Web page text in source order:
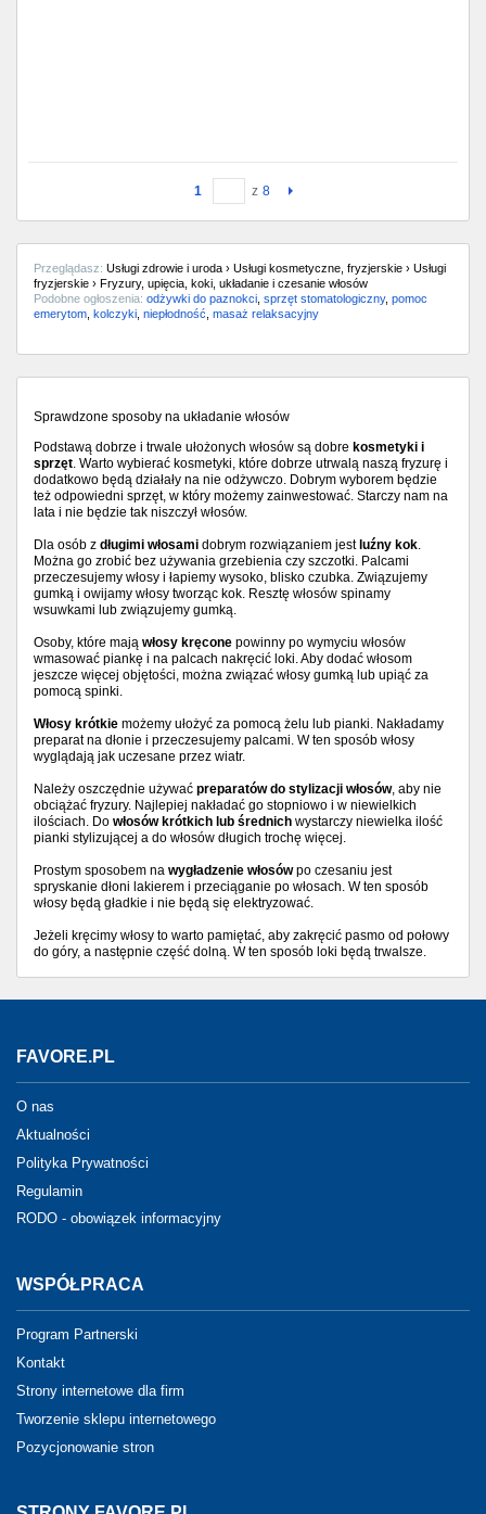
1 z 8
Przeglądasz: Usługi zdrowie i uroda › Usługi kosmetyczne, fryzjerskie › Usługi
fryzjerskie › Fryzury, upięcia, koki, układanie i czesanie włosów
Podobne ogłoszenia: odżywki do paznokci sprzęt stomatologiczny, pomoc
emerytom kolczyki niepłodność masaż relaksacyjny
Sprawdzone sposoby na układanie włosów
Podstawą dobrze i trwale ułożonych włosów są dobre kosmetyki i
sprzęt. Warto wybierać kosmetyki, które dobrze utrwalą naszą fryzurę i
dodatkowo będą działały na nie odżywczo. Dobrym wyborem będzie
też odpowiedni sprzęt, w który możemy zainwestować. Starczy nam na
lata i nie będzie tak niszczył włosów.
Dla osób z długimi włosami dobrym rozwiązaniem jest luźny kok.
Można go zrobić bez używania grzebienia czy szczotki. Palcami
przeczesujemy włosy i łapiemy wysoko, blisko czubka. Związujemy
gumką i owijamy włosy tworząc kok. Resztę włosów spinamy
wsuwkami lub związujemy gumką.
Osoby, które mają włosy kręcone powinny po wymyciu włosów
wmasować piankę i na palcach nakręcić loki. Aby dodać włosom
jeszcze więcej objętości, można związać włosy gumką lub upiąć za
pomocą spinki.
Włosy krótkie możemy ułożyć za pomocą żelu lub pianki. Nakładamy
preparat na dłonie i przeczesujemy palcami. W ten sposób włosy
wyglądają jak uczesane przez wiatr.
Należy oszczędnie używać preparatów do stylizacji włosów, aby nie
obciążać fryzury. Najlepiej nakładać go stopniowo i w niewielkich
ilościach. Do włosów krótkich lub średnich wystarczy niewielka ilość
pianki stylizującej a do włosów długich trochę więcej.
Prostym sposobem na wygładzenie włosówpo czesaniu jest
spryskanie dłoni lakierem i przeciąganie po włosach. W ten sposób
włosy będą gładkie i nie będą się elektryzować.
Jeżeli kręcimy włosy to warto pamiętać, aby zakręcić pasmo od połowy
do góry, a następnie część dolną. W ten sposób loki będą trwalsze.
FAVORE.PL
O nas
Aktualności
Polityka Prywatności
Regulamin
RODO - obowiązek informacyjny
WSPÓŁPRACA
Program Partnerski
Kontakt
Strony internetowe dla firm
Tworzenie sklepu internetowego
Pozycjonowanie stron